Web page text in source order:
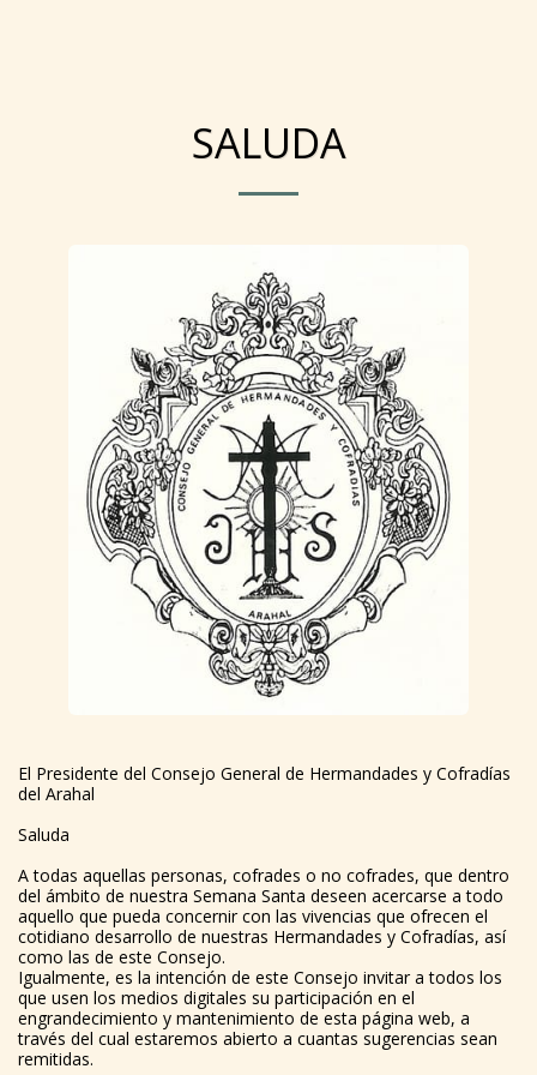
SALUDA
El Presidente del Consejo General de Hermandades y Cofradías
del Arahal
Saluda
A todas aquellas personas, cofrades o no cofrades, que dentro
del ámbito de nuestra Semana Santa deseen acercarse a todo
aquello que pueda concernir con las vivencias que ofrecen el
cotidiano desarrollo de nuestras Hermandades y Cofradías, así
como las de este Consejo.
Igualmente, es la intención de este Consejo invitar a todos los
que usen los medios digitales su participación en el
engrandecimiento y mantenimiento de esta página web, a
través del cual estaremos abierto a cuantas sugerencias sean
remitidas.